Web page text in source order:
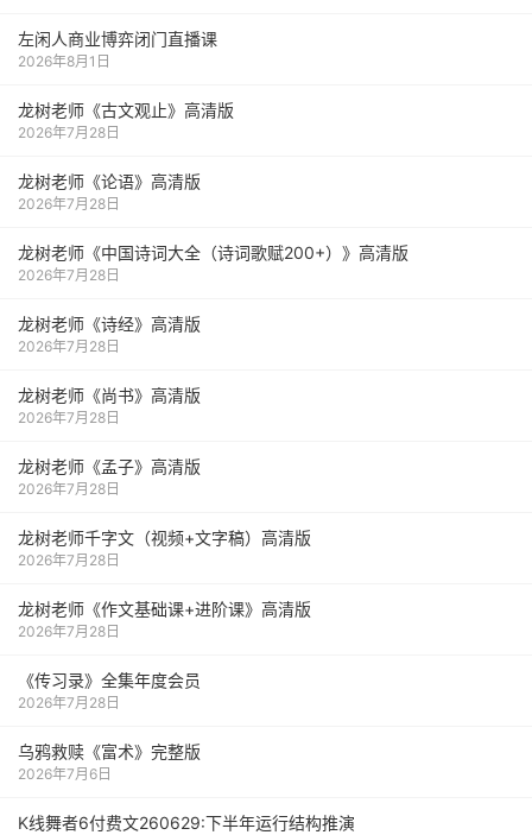
左闲人商业博弈闭门直播课
2026年8月1日
龙树老师《古文观止》高清版
2026年7月28日
龙树老师《论语》高清版
2026年7月28日
龙树老师《中国诗词大全（诗词歌赋200+）》高清版
2026年7月28日
龙树老师《诗经》高清版
2026年7月28日
龙树老师《尚书》高清版
2026年7月28日
龙树老师《孟子》高清版
2026年7月28日
龙树老师千字文（视频+文字稿）高清版
2026年7月28日
龙树老师《作文基础课+进阶课》高清版
2026年7月28日
《传习录》全集年度会员
2026年7月28日
乌鸦救赎《富术》完整版
2026年7月6日
K线舞者6付费文260629:下半年运行结构推演